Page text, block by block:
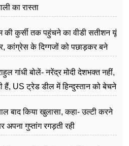
का रास्ता
की कुर्सी तक पहुंचने का वीडी सतीशन यूं
कांग्रेस के दिग्गजों को पछाड़कर बने
गांधी बोलें- नरेंद्र मोदी देशभक्त नहीं,
हैं, US ट्रेड डील में हिन्दुस्तान को बेचने
बाद किया खुलासा, कहा- उल्टी करने
अपना गुप्तांग रगड़ती रही